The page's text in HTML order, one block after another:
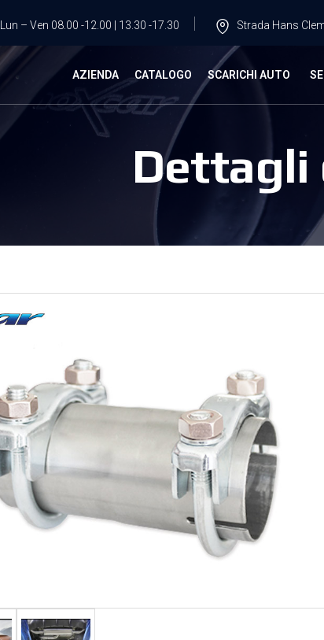
Lun – Ven 08.00 -12.00 | 13.30 -17.30 Strada Hans
AZIENDA CATALOGO SCARICHI AUTO